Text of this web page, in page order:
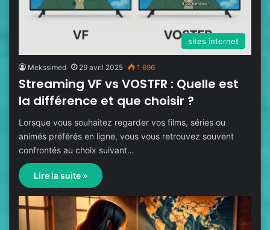
sites internet
Mekssimed 29 avril 2025 1 696
Streaming VF vs VOSTFR : Quelle est
la différence et que choisir ?
Lorsque vous souhaitez regarder vos films, séries ou
animés préférés en ligne, vous vous retrouvez souvent
confrontés au choix suivant…
Lire la suite »